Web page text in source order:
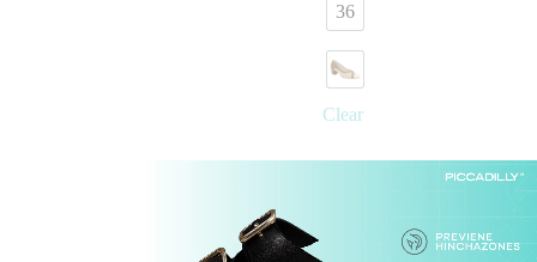
36
Clear